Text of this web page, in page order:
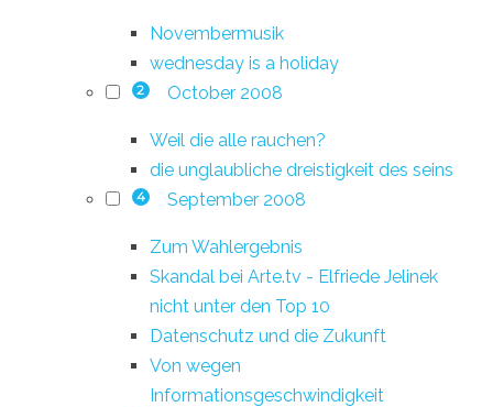
Novembermusik
wednesday is a holiday
2 October 2008
Weil die alle rauchen?
die unglaubliche dreistigkeit des seins
4 September 2008
Zum Wahlergebnis
Skandal bei Arte.tv - Elfriede Jelinek
nicht unter den Top 10
Datenschutz und die Zukunft
Von wegen
Informationsgeschwindigkeit